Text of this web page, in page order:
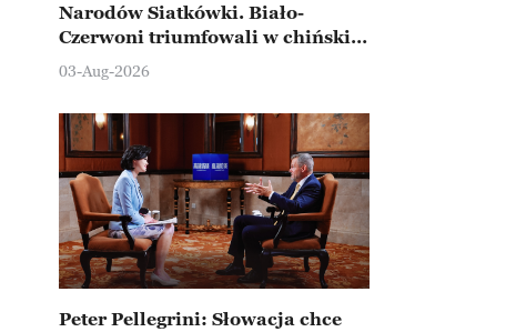
Narodów Siatkówki. Biało-
Czerwoni triumfowali w chińskim
Ningbo
03-Aug-2026
Peter Pellegrini: Słowacja chce